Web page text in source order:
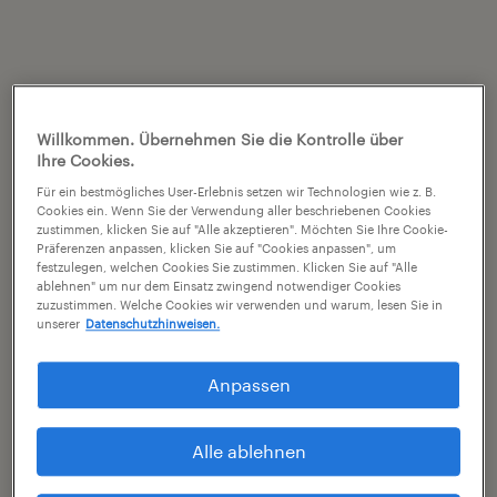
Willkommen. Übernehmen Sie die Kontrolle über
Ihre Cookies.
Für ein bestmögliches User-Erlebnis setzen wir Technologien wie z. B.
Cookies ein. Wenn Sie der Verwendung aller beschriebenen Cookies
zustimmen, klicken Sie auf "Alle akzeptieren". Möchten Sie Ihre Cookie-
Präferenzen anpassen, klicken Sie auf "Cookies anpassen", um
festzulegen, welchen Cookies Sie zustimmen. Klicken Sie auf "Alle
ablehnen" um nur dem Einsatz zwingend notwendiger Cookies
zuzustimmen. Welche Cookies wir verwenden und warum, lesen Sie in
unserer Datenschutzhinweisen.
Anpassen
Alle ablehnen